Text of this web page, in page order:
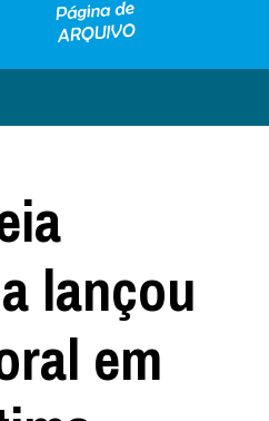
lançou
em